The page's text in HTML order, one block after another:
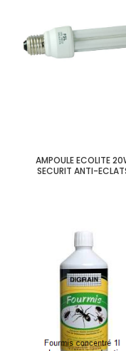
AMPOULE ECOLITE
SECURIT ANTI-